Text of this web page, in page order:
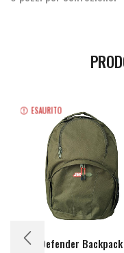
ESAURITO
Defender Backpack